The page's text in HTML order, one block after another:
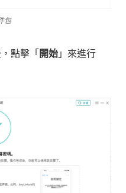
包
點擊「開始」來進行